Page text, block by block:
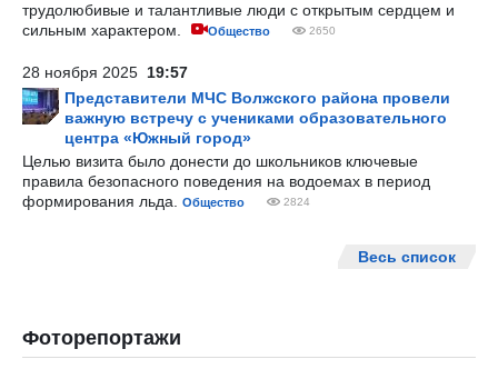
трудолюбивые и талантливые люди с открытым сердцем и
сильным характером.
Общество 2650
28 ноября 2025 19:57
Представители МЧС Волжского района провели
важную встречу с учениками образовательного
центра «Южный город»
Целью визита было донести до школьников ключевые
правила безопасного поведения на водоемах в период
формирования льда.
Общество 2824
Весь список
Фоторепортажи